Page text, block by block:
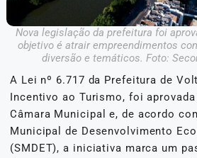
Nova legislação da prefeitura foi
objetivo é atrair empreendimentos
diversão e temáticos. Foto:
A Lei nº 6.717 da Prefeitura de
Incentivo ao Turismo, foi
Câmara Municipal e, de acordo
Municipal de Desenvolvimento
(SMDET), a iniciativa marca um